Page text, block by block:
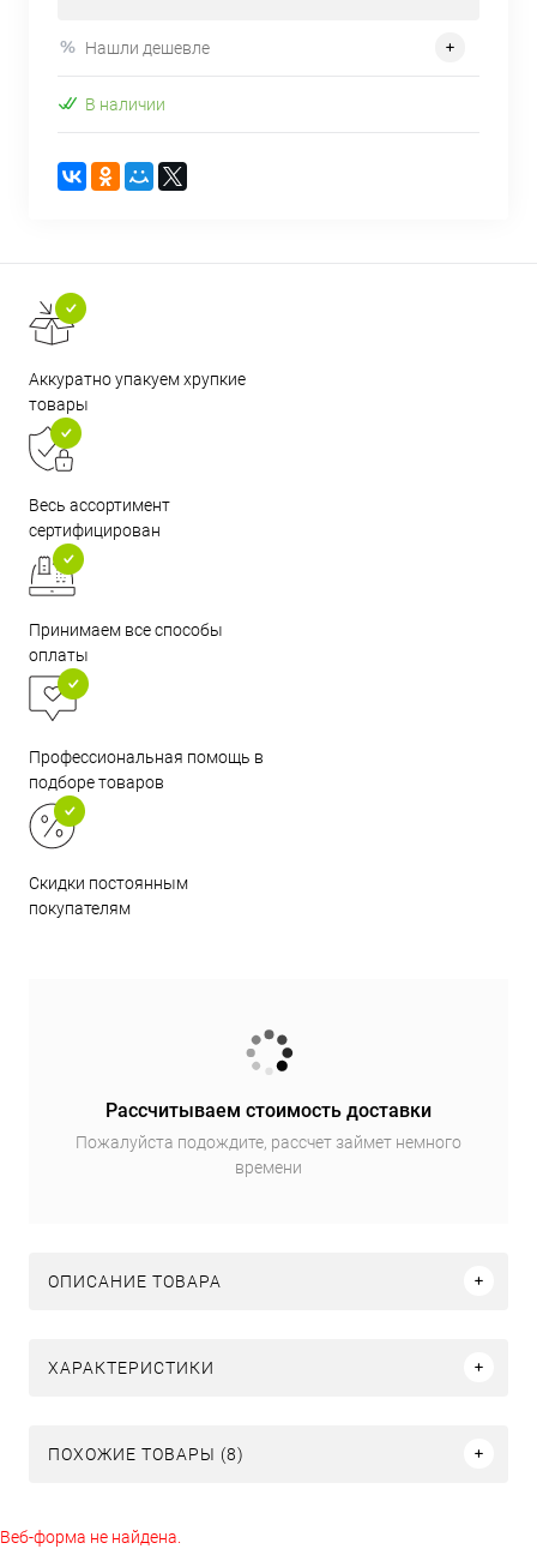
Нашли дешевле
В наличии
Аккуратно упакуем хрупкие
товары
Весь ассортимент
сертифицирован
Принимаем все способы
оплаты
Профессиональная помощь в
подборе товаров
Скидки постоянным
покупателям
Рассчитываем стоимость доставки
Пожалуйста подождите, рассчет займет немного
времени
ОПИСАНИЕ ТОВАРА
ХАРАКТЕРИСТИКИ
ПОХОЖИЕ ТОВАРЫ (8)
Веб-форма не найдена.